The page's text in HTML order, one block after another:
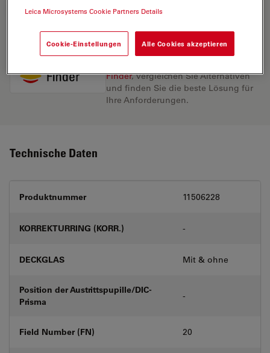
ANGEBOT ANFORDERN
Finder, vergleichen Sie Alternativen
und finden Sie die beste Lösung für
Ihre Anforderungen.
Technische Daten
Produktnummer 11506228
KORREKTURRING (KORR.) -
DECKGLAS Mit & ohne
Position der Austrittspupille/DIC-
Prisma
-
Field Number (FN) 20
Leica Microsystems Cookie Partners Details
Cookie-Einstellungen Alle Cookies akzeptieren